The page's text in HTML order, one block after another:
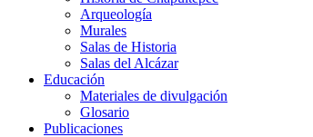
Arqueología
Murales
Salas de Historia
Salas del Alcázar
Educación
Materiales de divulgación
Glosario
Publicaciones